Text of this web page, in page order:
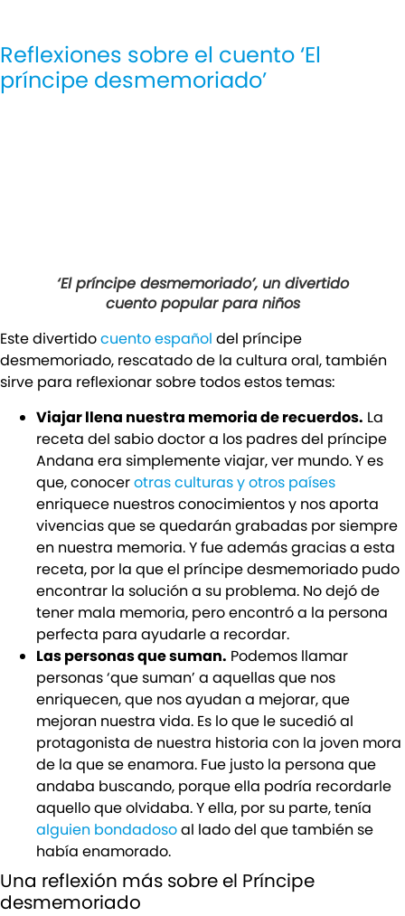
Reflexiones sobre el cuento ‘El
príncipe desmemoriado’
‘El príncipe desmemoriado’, un divertido
cuento popular para niños
Este divertidocuento español del príncipe
desmemoriado, rescatado de la cultura oral, también
sirve para reflexionar sobre todos estos temas:
Viajar llena nuestra memoria de recuerdos. La
receta del sabio doctor a los padres del príncipe
Andana era simplemente viajar, ver mundo. Y es
que, conocerotras culturas y otros países
enriquece nuestros conocimientos y nos aporta
vivencias que se quedarán grabadas por siempre
en nuestra memoria. Y fue además gracias a esta
receta, por la que el príncipe desmemoriado pudo
encontrar la solución a su problema. No dejó de
tener mala memoria, pero encontró a la persona
perfecta para ayudarle a recordar.
Las personas que suman. Podemos llamar
personas ‘que suman’ a aquellas que nos
enriquecen, que nos ayudan a mejorar, que
mejoran nuestra vida. Es lo que le sucedió al
protagonista de nuestra historia con la joven mora
de la que se enamora. Fue justo la persona que
andaba buscando, porque ella podría recordarle
aquello que olvidaba. Y ella, por su parte, tenía
alguien bondadosoal lado del que también se
había enamorado.
Una reflexión más sobre el Príncipe
desmemoriado